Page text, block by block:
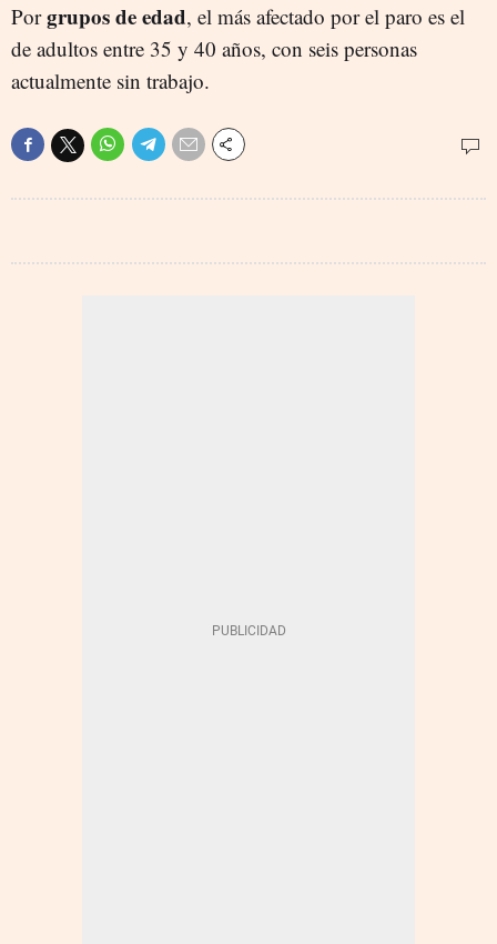
Porgrupos de edad, el más afectado por el paro es el
de adultos entre 35 y 40 años, con seis personas
actualmente sin trabajo.